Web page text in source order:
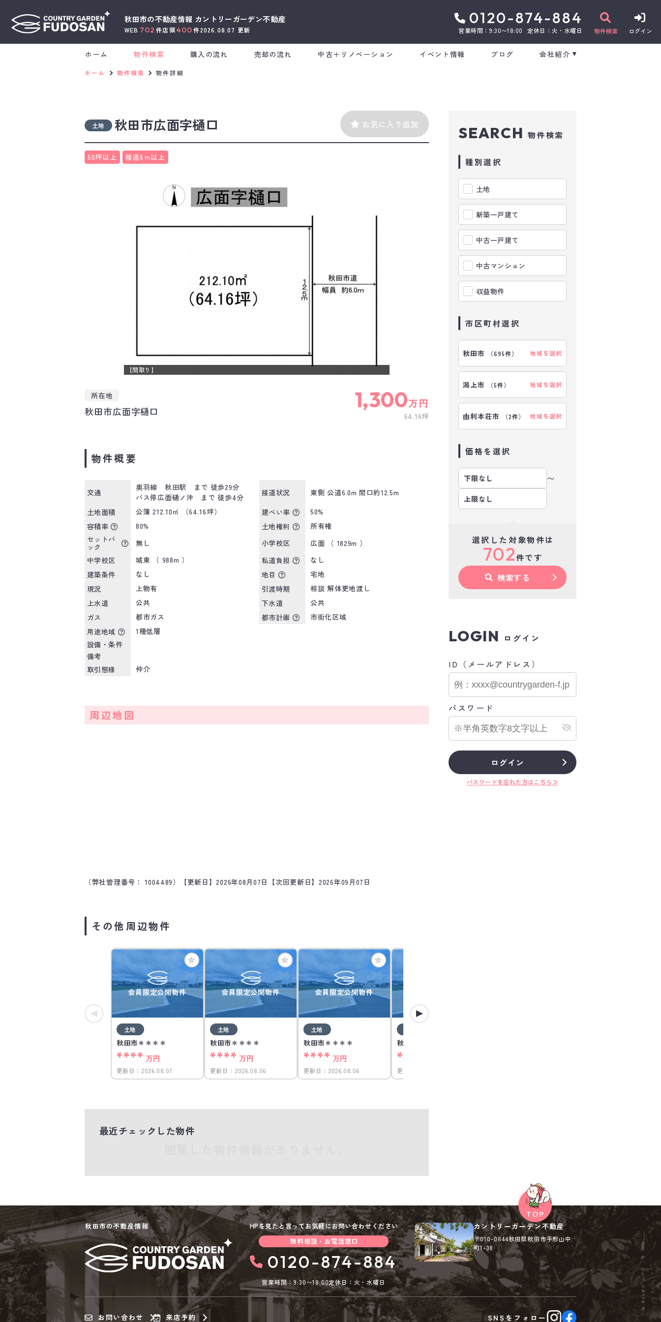
秋田市の不動産情報 カントリーガーデン不動産
WEB 702 件店頭400 件2026.08.07 更新
0120-874-884
営業時間：9:30〜18:00 定休日：火・水曜日 物件検索 ログイン
ホーム 物件検索 購入の流れ 売却の流れ 中古＋リノベーション イベント情報 ブログ 会社紹介
ホーム 物件検索 物件詳細
土地 秋田市広面字樋口 お気に入り追加
50坪以上 接道6ｍ以上
【間取り】
所在地
秋田市広面字樋口 1,300万円
64.16坪
物件概要
交通
奥羽線 秋田駅 まで 徒歩29分
バス停広面樋ノ沖 まで 徒歩4分
接道状況
東側 公道6.0m 間口約12.5m
土地面積
公簿 212.10㎡ （64.16坪） 建ぺい率
50%
容積率
80% 土地権利
所有権
セットバ
ック
無し 小学校区
広面 （ 1829m ）
中学校区
城東 （ 988m ） 私道負担
なし
建築条件
なし 地目
宅地
現況
上物有 引渡時期
相談 解体更地渡し
上水道
公共 下水道
公共
ガス
都市ガス 都市計画
市街化区域
用途地域
1種低層
設備・条件
備考
取引態様
仲介
周辺地図
（弊社管理番号： 1004489） 【更新日】2026年08月07日 【次回更新日】2026年09月07日
その他周辺物件
会員限定公開物件
土地
秋田市＊＊＊＊
**** 万円
更新日： 2026.08.07
会員限定公開物件
土地
秋田市＊＊＊＊
**** 万円
更新日： 2026.08.06
会員限定公開物件
土地
秋田市＊＊＊＊
**** 万円
更新日： 2026.08.06
秋田市＊＊＊＊
****
更新日：
最近チェックした物件
SEARCH 物件検索
種別選択
土地
新築一戸建て
中古一戸建て
中古マンション
収益物件
市区町村選択
秋田市 （695件） 地域を選択
潟上市 （5件） 地域を選択
由利本荘市 （2件） 地域を選択
価格を選択
〜
選択した対象物件は
702件です
検索する
LOGIN ログイン
ID（メールアドレス）
パスワード
ログイン
パスワードを忘れた方はこちら≫
秋田市の不動産情報
HPを見たと言ってお気軽にお問い合わせください
無料相談・お電話窓口
0120-874-884
営業時間：9:30〜18:00定休日：火・水曜日
カントリーガーデン不動産
〒010-0844秋田県秋田市手形山中
町1-38
お問い合わせ 来店予約 SNSを フォロー